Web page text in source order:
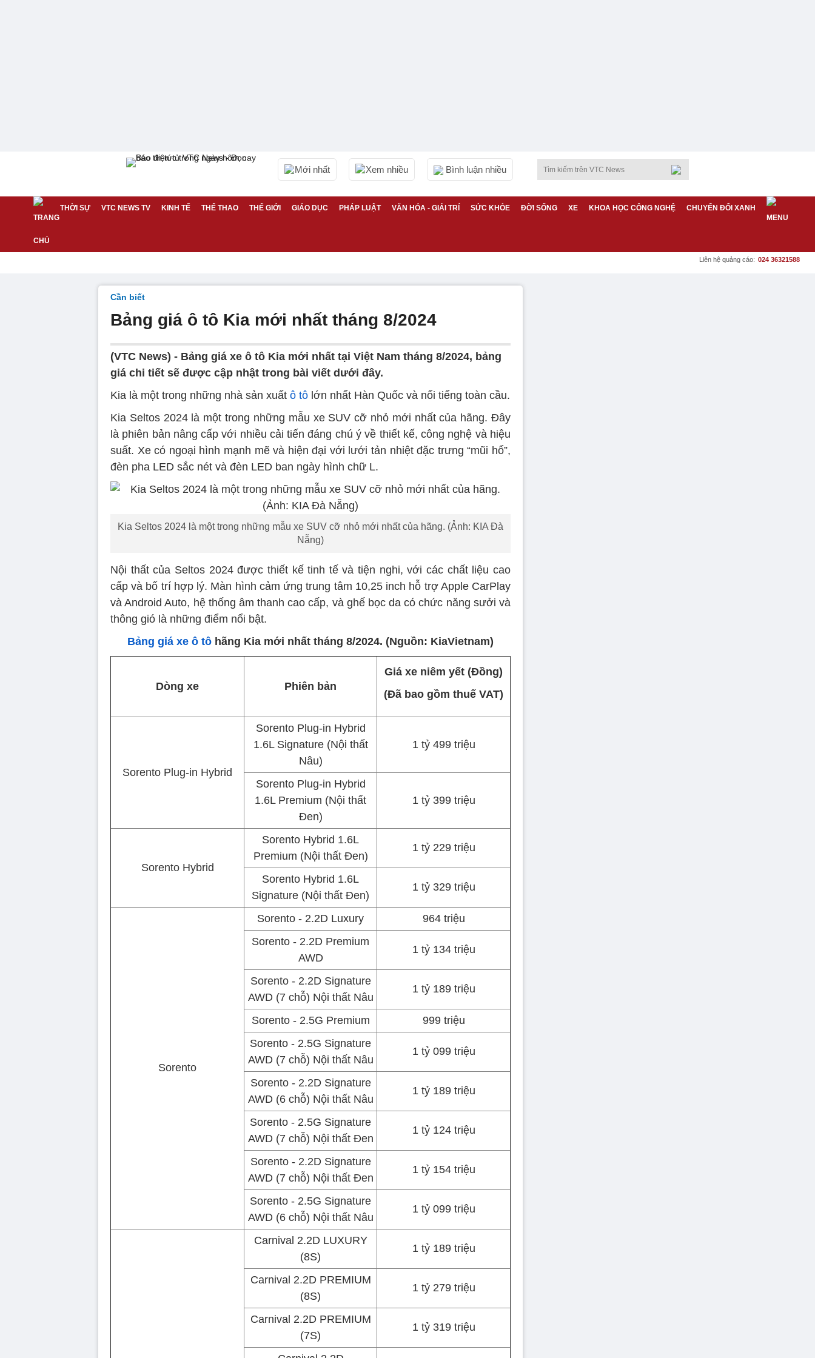
Mới nhất Xem nhiều Bình luận nhiều
THỜI SỰ VTC NEWS TV KINH TẾ THỂ THAO THẾ GIỚI GIÁO DỤC PHÁP LUẬT VĂN HÓA - GIẢI TRÍ SỨC KHỎE ĐỜI SỐNG XE KHOA HỌC CÔNG NGHỆ CHUYỂN ĐỔI XANH
Liên hệ quảng cáo: 024 36321588
Cần biết
Bảng giá ô tô Kia mới nhất tháng 8/2024
(VTC News) - Bảng giá xe ô tô Kia mới nhất tại Việt Nam tháng 8/2024, bảng
giá chi tiết sẽ được cập nhật trong bài viết dưới đây.
Kia là một trong những nhà sản xuất ô tô lớn nhất Hàn Quốc và nổi tiếng toàn cầu.
Kia Seltos 2024 là một trong những mẫu xe SUV cỡ nhỏ mới nhất của hãng. Đây
là phiên bản nâng cấp với nhiều cải tiến đáng chú ý về thiết kế, công nghệ và hiệu
suất. Xe có ngoại hình mạnh mẽ và hiện đại với lưới tản nhiệt đặc trưng “mũi hổ”,
đèn pha LED sắc nét và đèn LED ban ngày hình chữ L.
Kia Seltos 2024 là một trong những mẫu xe SUV cỡ nhỏ mới nhất của hãng. (Ảnh: KIA Đà
Nẵng)
Nội thất của Seltos 2024 được thiết kế tinh tế và tiện nghi, với các chất liệu cao
cấp và bố trí hợp lý. Màn hình cảm ứng trung tâm 10,25 inch hỗ trợ Apple CarPlay
và Android Auto, hệ thống âm thanh cao cấp, và ghế bọc da có chức năng sưởi và
thông gió là những điểm nổi bật.
Bảng giá xe ô tô hãng Kia mới nhất tháng 8/2024. (Nguồn: KiaVietnam)
Dòng xe Phiên bản
Giá xe niêm yết (Đồng)
(Đã bao gồm thuế VAT)
Sorento Plug-in Hybrid
Sorento Plug-in Hybrid
1.6L Signature (Nội thất
Nâu)
1 tỷ 499 triệu
Sorento Plug-in Hybrid
1.6L Premium (Nội thất
Đen)
1 tỷ 399 triệu
Sorento Hybrid
Sorento Hybrid 1.6L
Premium (Nội thất Đen)
1 tỷ 229 triệu
Sorento Hybrid 1.6L
Signature (Nội thất Đen)
1 tỷ 329 triệu
Sorento
Sorento - 2.2D Luxury
964 triệu
Sorento - 2.2D Premium
AWD
1 tỷ 134 triệu
Sorento - 2.2D Signature
AWD (7 chỗ) Nội thất Nâu
1 tỷ 189 triệu
Sorento - 2.5G Premium
999 triệu
Sorento - 2.5G Signature
AWD (7 chỗ) Nội thất Nâu
1 tỷ 099 triệu
Sorento - 2.2D Signature
AWD (6 chỗ) Nội thất Nâu
1 tỷ 189 triệu
Sorento - 2.5G Signature
AWD (7 chỗ) Nội thất Đen
1 tỷ 124 triệu
Sorento - 2.2D Signature
AWD (7 chỗ) Nội thất Đen
1 tỷ 154 triệu
Sorento - 2.5G Signature
AWD (6 chỗ) Nội thất Nâu
1 tỷ 099 triệu
Carnival 2.2D LUXURY
(8S)
1 tỷ 189 triệu
Carnival 2.2D PREMIUM
(8S)
1 tỷ 279 triệu
Carnival 2.2D PREMIUM
(7S)
1 tỷ 319 triệu